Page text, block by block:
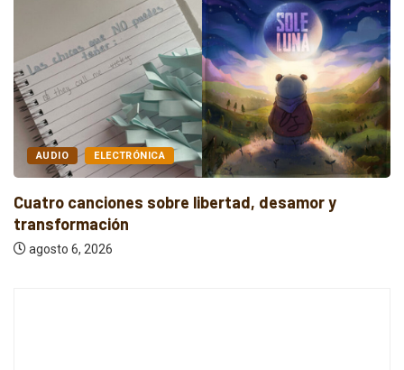
AUDIO INDIE
Cuatro canciones independientes entre reflexión y
resistencia
agosto 6, 2026